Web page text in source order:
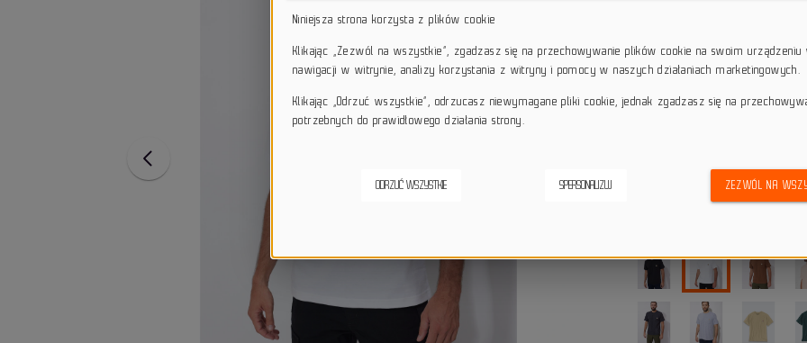
local_shipping Dotyczy wysyłki na terenie
Wygodne płatności
Niniejsza strona korzysta z plików cookie
Klikając „Zezwól na wszystkie”, zgadzasz się na przechowywanie plików cookie na swoim urządzeniu
nawigacji w witrynie, analizy korzystania z witryny i pomocy w naszych działaniach marketingowych.
Klikając „Odrzuć wszystkie”, odrzucasz niewymagane pliki cookie, jednak zgadzasz się na
potrzebnych do prawidłowego działania strony.
ODRZUĆ WSZYSTKIE SPERSONALIZUJ ZEZWÓL NA